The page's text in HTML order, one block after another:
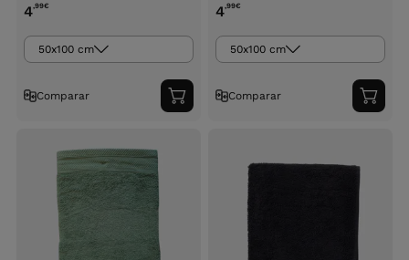
4,99€
50x100 cm
Comparar
Adicionar
ao
4,99€
50x100 cm
Comparar
ao